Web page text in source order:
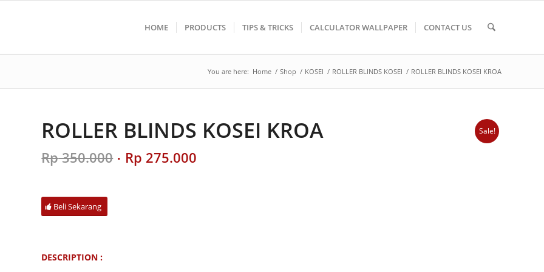
HOME PRODUCTS TIPS & TRICKS CALCULATOR WALLPAPER CONTACT US
You are here: Home / Shop / KOSEI / ROLLER BLINDS KOSEI / ROLLER BLINDS KOSEI KROA
Sale!
ROLLER BLINDS KOSEI KROA
Rp350.000 Original
price
Rp 275.000
Beli Sekarang
DESCRIPTION :